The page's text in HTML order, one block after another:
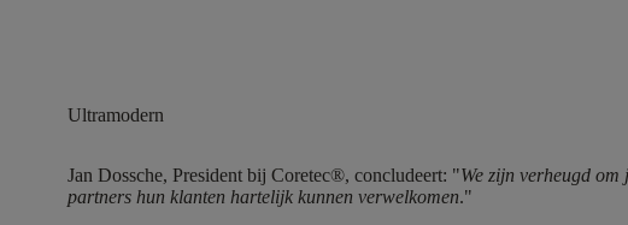
Ultramodern
Jan Dossche, President bij Coretec®, concludeert: "We zijn verheugd
partners hun klanten hartelijk kunnen verwelkomen."